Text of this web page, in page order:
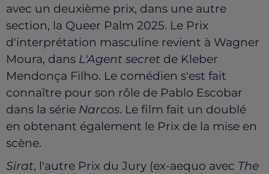
avec un deuxième prix, dans une autre
section, la Queer Palm 2025. Le Prix
d'interprétation masculine revient à Wagner
Moura, dans L'Agent secret de Kleber
Mendonça Filho. Le comédien s'est fait
connaître pour son rôle de Pablo Escobar
dans la série Narcos. Le film fait un doublé
en obtenant également le Prix de la mise en
scène.
Sirat, l'autre Prix du Jury (ex-aequo avec The